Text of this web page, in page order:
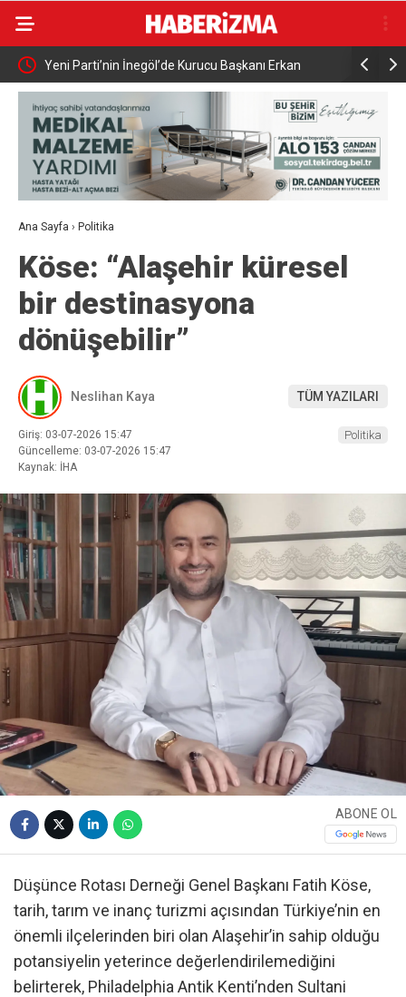
Başkanı Erkan Elektrikli bisiklet ile uçuruma
Ana Sayfa › Politika
Köse: “Alaşehir küresel
bir destinasyona
dönüşebilir”
Neslihan Kaya TÜM YAZILARI
Giriş: 03-07-2026 15:47
Güncelleme: 03-07-2026 15:47
Kaynak: İHA
Politika
ABONE OL
Düşünce Rotası Derneği Genel Başkanı Fatih Köse,
tarih, tarım ve inanç turizmi açısından Türkiye’nin en
önemli ilçelerinden biri olan Alaşehir’in sahip olduğu
potansiyelin yeterince değerlendirilemediğini
belirterek, Philadelphia Antik Kenti’nden Sultani